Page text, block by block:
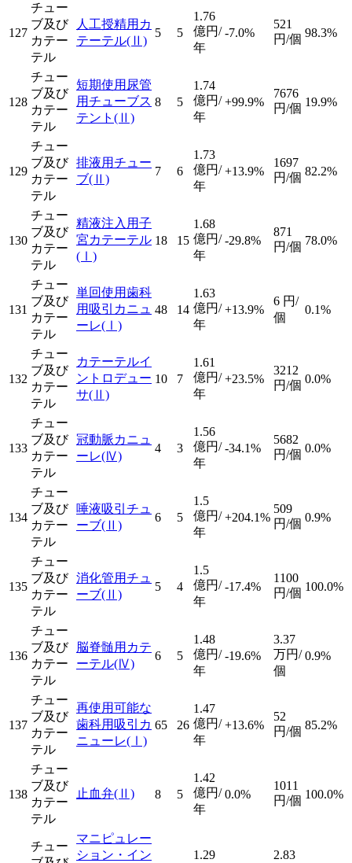
127
チュー
ブ及び
カテー
テル
人工授精用カ
テーテル(Ⅱ)
5 5
1.76
億円/
年
-7.0%
521
円/個 98.3%
128
チュー
ブ及び
カテー
テル
短期使用尿管
用チューブス
テント (Ⅱ)
8 5
1.74
億円/
年
+99.9%
7676
円/個 19.9%
129
チュー
ブ及び
カテー
テル
排液用チュー
ブ(Ⅱ)
7 6
1.73
億円/
年
+13.9%
1697
円/個 82.2%
130
チュー
ブ及び
カテー
テル
精液注入用子
宮カテーテル
(Ⅰ)
18 15
1.68
億円/
年
-29.8%
871
円/個 78.0%
131
チュー
ブ及び
カテー
テル
単回使用歯科
用吸引カニュ
ーレ(Ⅰ)
48 14
1.63
億円/
年
+13.9%
6 円/
個
0.1%
132
チュー
ブ及び
カテー
テル
カテーテルイ
ントロデュー
サ(Ⅱ)
10 7
1.61
億円/
年
+23.5%
3212
円/個 0.0%
133
チュー
ブ及び
カテー
テル
冠動脈カニュ
ーレ(Ⅳ)
4 3
1.56
億円/
年
-34.1%
5682
円/個 0.0%
134
チュー
ブ及び
カテー
テル
唾液吸引チュ
ーブ(Ⅱ)
6 5
1.5
億円/
年
+204.1%
509
円/個 0.9%
135
チュー
ブ及び
カテー
テル
消化管用チュ
ーブ(Ⅱ)
5 4
1.5
億円/
年
-17.4%
1100
円/個 100.0%
136
チュー
ブ及び
カテー
テル
脳脊髄用カテ
ーテル(Ⅳ)
6 5
1.48
億円/
年
-19.6%
3.37
万円/
個
0.9%
137
チュー
ブ及び
カテー
テル
再使用可能な
歯科用吸引カ
ニューレ(Ⅰ)
65 26
1.47
億円/
年
+13.6%
52
円/個 85.2%
138
チュー
ブ及び
カテー
テル
止血弁(Ⅱ) 8 5
1.42
億円/
年
0.0%
1011
円/個 100.0%
チュー
マニピュレー
ション・イン
1.29 2.83